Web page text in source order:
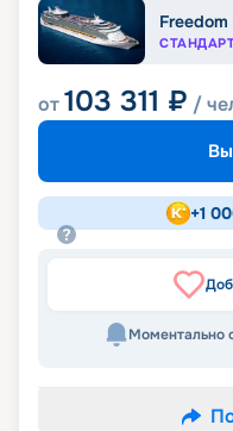
от103 311 ₽ /
+1
Моментально